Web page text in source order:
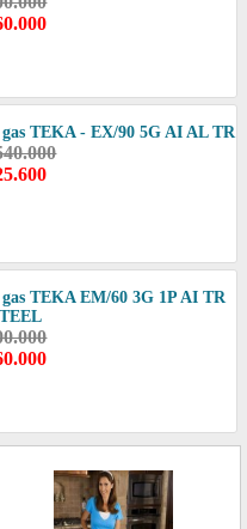
gas TEKA - EX/90 5G AI AL TR
gas TEKA EM/60 3G 1P AI TR